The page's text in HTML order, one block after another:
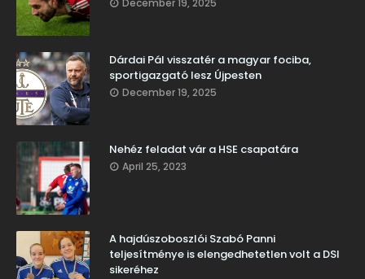
December 19, 2025
Dárdai Pál visszatér a magyar fociba,
sportigazgató lesz Újpesten
December 19, 2025
Nehéz feladat vár a HSE csapatára
April 25, 2023
A hajdúszoboszlói Szabó Panni
teljesítménye is elengedhetetlen volt a DSI
sikeréhez